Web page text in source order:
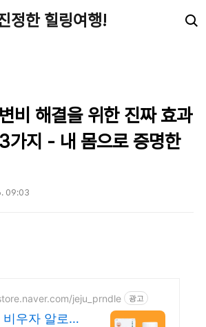
정한 힐링여행!
비 해결을 위한 진짜 효과
가지 - 내 몸으로 증명한
09:03
jeju_prndle 광고
우자 알로비